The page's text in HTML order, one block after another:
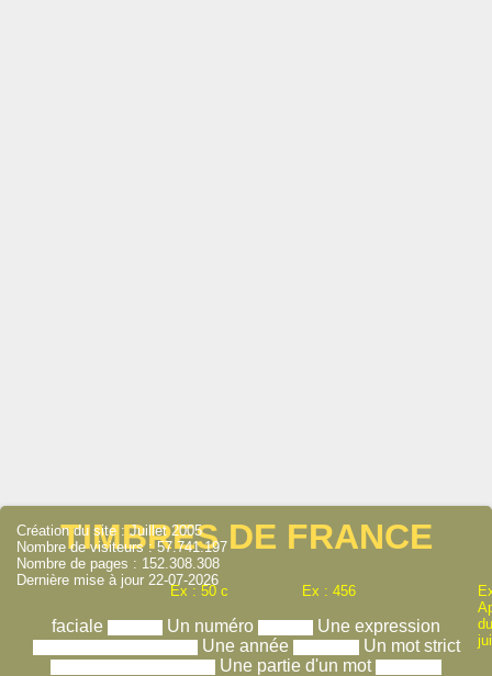
TIMBRES DE FRANCE
Ex : 50 c Ex : 456
faciale Un numéro
Une expression
Une année
Un mot strict
Une partie d'un mot
Création du site : Juillet 2005
Nombre de visiteurs : 57.741.197
Nombre de pages : 152.308.308
Dernière mise à jour 22-07-2026